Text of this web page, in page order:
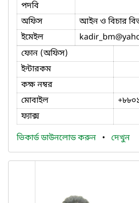
পদবি
অফিস
আইন ও বিচার
ইমেইল
kadir_bm
ফোন (অফিস)
ইন্টারকম
কক্ষ নম্বর
মোবাইল
ফ্যাক্স
ভিকার্ড ডাউনলোড করুন • দেখুন